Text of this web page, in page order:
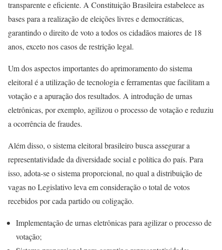
transparente e eficiente. A Constituição Brasileira estabelece as
bases para a realização de eleições livres e democráticas,
garantindo o direito de voto a todos os cidadãos maiores de 18
anos, exceto nos casos de restrição legal.
Um dos aspectos importantes do aprimoramento do sistema
eleitoral é a utilização de tecnologia e ferramentas que facilitam a
votação e a apuração dos resultados. A introdução de urnas
eletrônicas, por exemplo, agilizou o processo de votação e reduziu
a ocorrência de fraudes.
Além disso, o sistema eleitoral brasileiro busca assegurar a
representatividade da diversidade social e política do país. Para
isso, adota-se o sistema proporcional, no qual a distribuição de
vagas no Legislativo leva em consideração o total de votos
recebidos por cada partido ou coligação.
Implementação de urnas eletrônicas para agilizar o processo de
votação;